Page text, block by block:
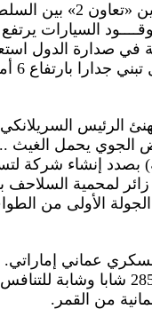
السلطنة والإمارات.
السيارات يرتفع 5% والمصــافي 23%.
صدارة الدول استعدادا
بارتفاع 6 أمتار على حدود غزة.
الرئيس
الجوي يحمل الغيث ..
بصدد إنشاء شركة
الأولى من
عماني إماراتي.
من القمر.